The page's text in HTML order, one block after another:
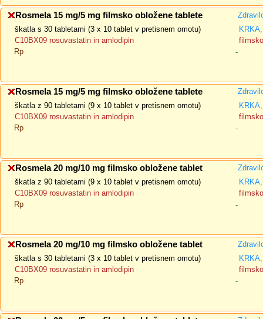
Rosmela 15 mg/5 mg filmsko obložene tablete
škatla s 30 tabletami (3 x 10 tablet v pretisnem omotu)
C10BX09 rosuvastatin in amlodipin
Rp
-
Rosmela 15 mg/5 mg filmsko obložene tablete
škatla z 90 tabletami (9 x 10 tablet v pretisnem omotu)
C10BX09 rosuvastatin in amlodipin
Rp
-
Rosmela 20 mg/10 mg filmsko obložene tablet
škatla z 90 tabletami (9 x 10 tablet v pretisnem omotu)
C10BX09 rosuvastatin in amlodipin
Rp
-
Rosmela 20 mg/10 mg filmsko obložene tablet
škatla s 30 tabletami (3 x 10 tablet v pretisnem omotu)
C10BX09 rosuvastatin in amlodipin
Rp
-